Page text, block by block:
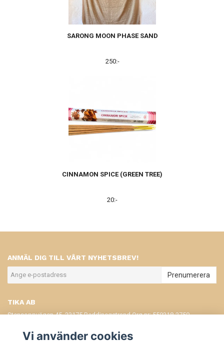
SARONG MOON PHASE SAND
250:-
CINNAMON SPICE (GREEN TREE)
20:-
ANMÄL DIG TILL VÅRT NYHETSBREV!
Prenumerera
TIKA AB
Stensoppvägen 45, 23175 Beddinegstrand Org.nr: 559318-2750
KÖPVILLKOR
Vi använder cookies